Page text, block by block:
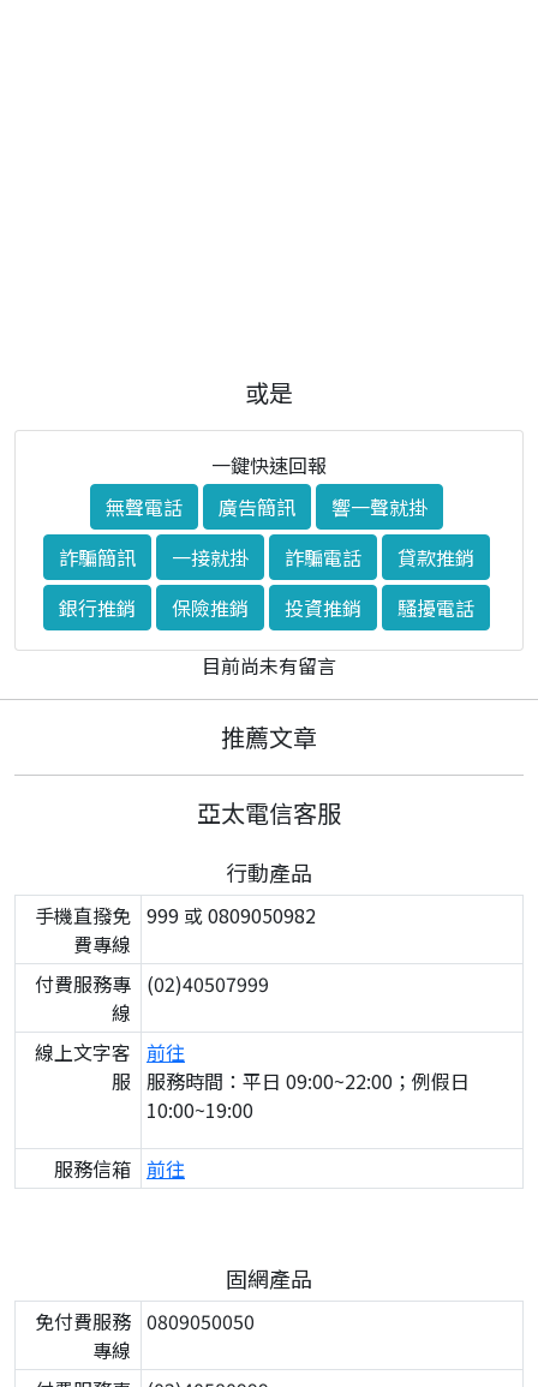
或是
一鍵快速回報
無聲電話
廣告簡訊
響一聲就掛
詐騙簡訊
一接就掛 詐騙電話
貸款推銷
銀行推銷
保險推銷 投資推銷
騷擾電話
目前尚未有留言
推薦文章
亞太電信客服
行動產品
手機直撥免
費專線
999 或 0809050982
付費服務專
線
(02)40507999
線上文字客
服
前往
服務時間：平日 09:00~22:00；例假日
10:00~19:00
服務信箱 前往
固網產品
免付費服務
專線
0809050050